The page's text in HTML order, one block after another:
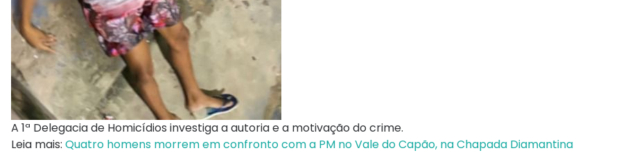
A 1ª Delegacia de Homicídios investiga a autoria e a motivação do crime.
Leia mais: Quatro homens morrem em confronto com a PM no Vale do Capão, na Chapada Diamantina